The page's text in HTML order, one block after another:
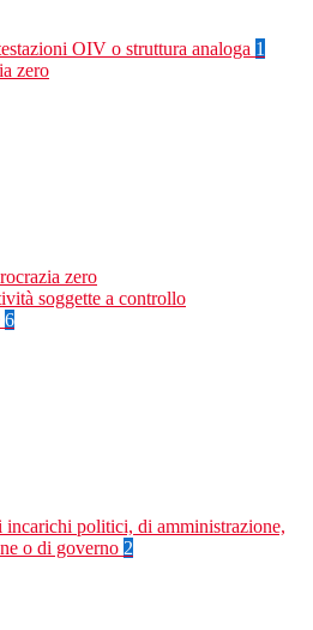
OIV o struttura analoga 1
zero
zero
soggette a controllo
6
incarichi politici, di amministrazione,
o di governo 2